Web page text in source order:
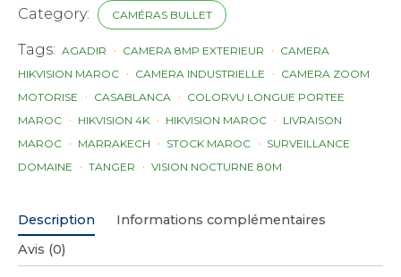
Longue
Category:
CAMÉRAS BULLET
Tags: AGADIR CAMERA 8MP EXTERIEUR
CAMERA
HIKVISION MAROC
CAMERA INDUSTRIELLE
CAMERA ZOOM
MOTORISE
CASABLANCA
COLORVU LONGUE PORTEE
MAROC
HIKVISION 4K HIKVISION MAROC
LIVRAISON
MAROC
MARRAKECH STOCK MAROC
SURVEILLANCE
DOMAINE
TANGER VISION NOCTURNE 80M
Description
Informations complémentaires
Avis (0)